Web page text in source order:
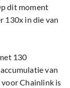
dit moment
130x in die van
130
van
Chainlink is